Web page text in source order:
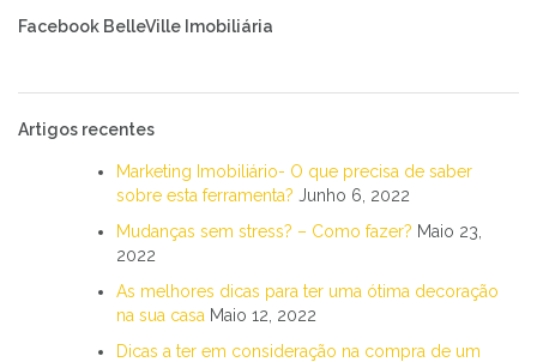
Facebook BelleVille Imobiliária
Artigos recentes
Marketing Imobiliário- O que precisa de saber
sobre esta ferramenta? Junho 6, 2022
Mudanças sem stress? – Como fazer? Maio 23,
2022
As melhores dicas para ter uma ótima decoração
na sua casa Maio 12, 2022
Dicas a ter em consideração na compra de um